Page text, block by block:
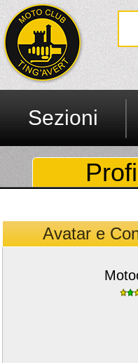
Sezioni
Avatar e